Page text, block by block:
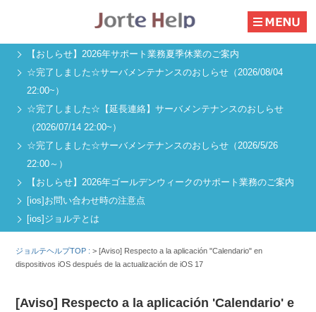
【おしらせ】2026年サポート業務夏季休業のご案内
☆完了しました☆サーバメンテナンスのおしらせ（2026/08/04
22:00~）
☆完了しました☆【延長連絡】サーバメンテナンスのおしらせ
（2026/07/14 22:00~）
☆完了しました☆サーバメンテナンスのおしらせ（2026/5/26
22:00～）
【おしらせ】2026年ゴールデンウィークのサポート業務のご案内
[ios]お問い合わせ時の注意点
[ios]ジョルテとは
ジョルテヘルプTOP :>[Aviso] Respecto a la aplicación "Calendario" en
dispositivos iOS después de la actualización de iOS 17
[Aviso] Respecto a la aplicación 'Calendario' e